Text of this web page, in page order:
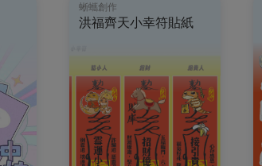
蜥蠵創作
洪福齊天小幸符貼紙